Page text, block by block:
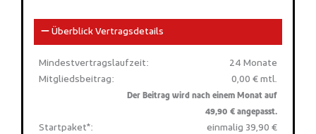
Überblick Vertragsdetails
Mindestvertragslaufzeit:
24 Monate
Mitgliedsbeitrag:
0,00 € mtl.
Der Beitrag wird nach einem Monat auf
49,90 € angepasst.
Startpaket*:
einmalig 39,90 €